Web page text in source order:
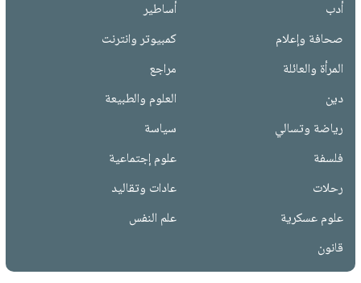
أدب
أساطير
صحافة وإعلام
كمبيوتر وانترنت
المرأة والعائلة
مراجع
دين
العلوم والطبيعة
رياضة وتسالي
سياسة
فلسفة
علوم إجتماعية
رحلات
عادات وتقاليد
علوم عسكرية
علم النفس
قانون